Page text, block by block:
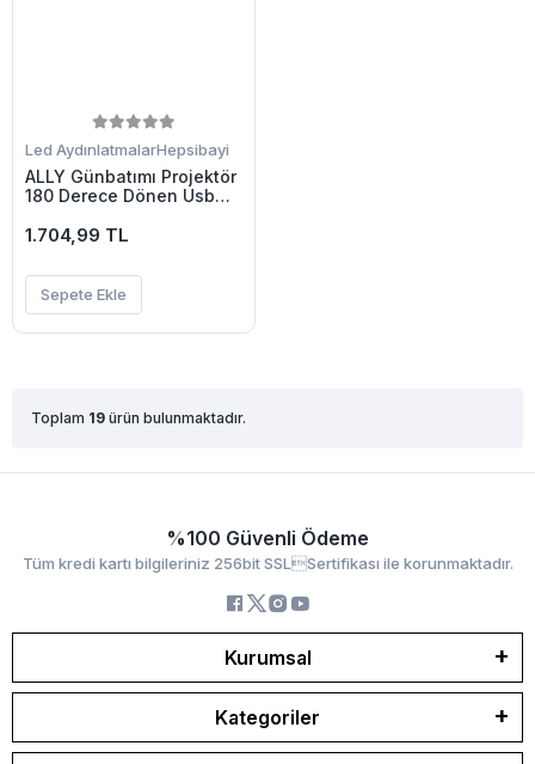
Led AydınlatmalarHepsibayi
ALLY Günbatımı Projektör
180 Derece Dönen Usb
Projektör-(5775)
1.704,99 TL
Sepete Ekle
Toplam 19 ürün bulunmaktadır.
%100 Güvenli Ödeme
Tüm kredi kartı bilgileriniz 256bit SSLSertifikası ile korunmaktadır.
Kurumsal
Kategoriler